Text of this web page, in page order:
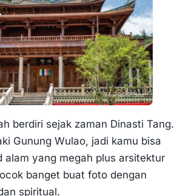
berdiri sejak zaman Dinasti Tang.
Gunung Wulao, jadi kamu bisa
alam yang megah plus arsitektur
banget buat foto dengan
spiritual.